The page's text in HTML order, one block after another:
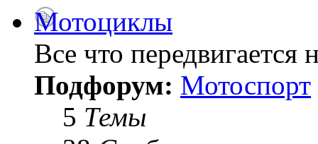
Мотоциклы
Все что передвигается
Подфорум: Мотоспорт
5 Темы